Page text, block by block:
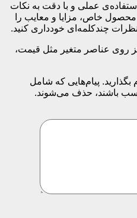
عملی و با دقت به نکات
خاص، مزایا و معایب را
چندکلمه‌‌ای خودداری کنید.
روی عناصر متغیر مثل قیمت،
پیام‌هایی که شامل
باشند، حذف می‌شوند.